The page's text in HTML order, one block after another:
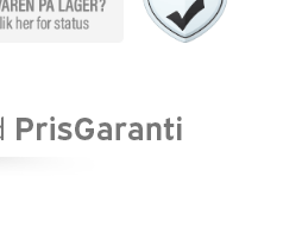
kr. 89,89.